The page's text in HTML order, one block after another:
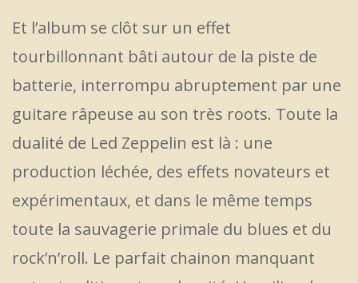
Et l’album se clôt sur un effet
tourbillonnant bâti autour de la piste de
batterie, interrompu abruptement par une
guitare râpeuse au son très roots. Toute la
dualité de Led Zeppelin est là : une
production léchée, des effets novateurs et
expérimentaux, et dans le même temps
toute la sauvagerie primale du blues et du
rock’n’roll. Le parfait chainon manquant